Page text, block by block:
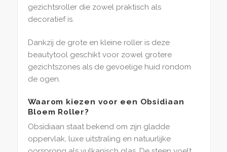
gezichtsroller die zowel praktisch als
decoratief is.
Dankzij de grote en kleine roller is deze
beautytool geschikt voor zowel grotere
gezichtszones als de gevoelige huid rondom
de ogen.
Waarom kiezen voor een Obsidiaan
Bloem Roller?
Obsidiaan staat bekend om zijn gladde
oppervlak, luxe uitstraling en natuurlijke